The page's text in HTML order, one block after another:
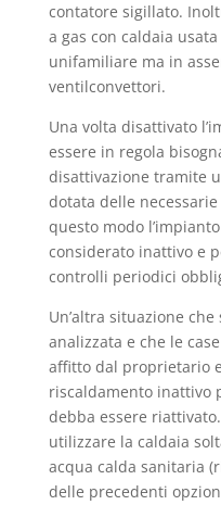
contatore sigillato.
a gas con caldaia
unifamiliare ma in
ventilconvettori.
Una volta disattivato
essere in regola
disattivazione tramite
dotata delle
questo modo
considerato inattivo e
controlli periodici
Un’altra situazione
analizzata e che le
affitto dal proprietario
riscaldamento inattivo
debba essere
utilizzare la caldaia
acqua calda sanitaria
delle precedenti